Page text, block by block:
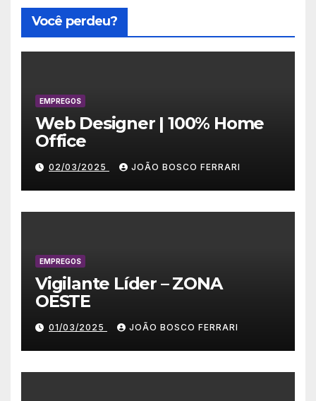
Você perdeu?
EMPREGOS
Web Designer | 100% Home
Office
02/03/2025 JOÃO BOSCO FERRARI
EMPREGOS
Vigilante Líder – ZONA
OESTE
01/03/2025 JOÃO BOSCO FERRARI